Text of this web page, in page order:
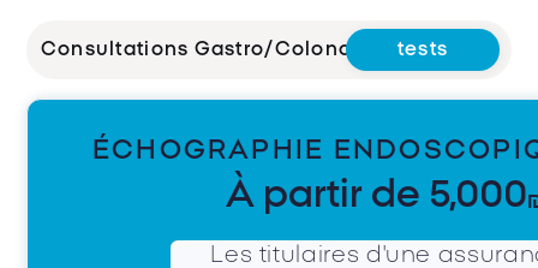
Consultations Gastro/Colono tests
ÉCHOGRAPHIE
À partir de 5,000
Les titulaires d'une